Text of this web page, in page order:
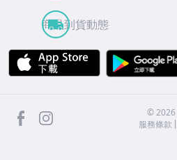
商品到貨動態
APP Store
facebook ©2026
服務條款